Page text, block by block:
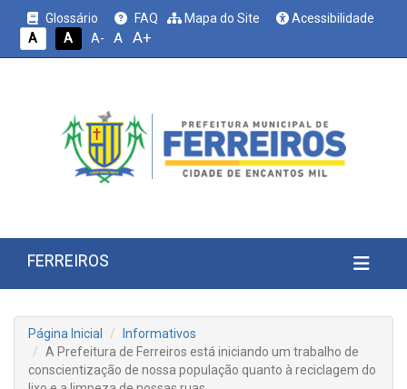
Glossário FAQ Mapa do Site
Acessibilidade
A
A A- A A+
FERREIROS
Página Inicial
Informativos
A Prefeitura de Ferreiros está iniciando um trabalho de
conscientização de nossa população quanto à reciclagem do